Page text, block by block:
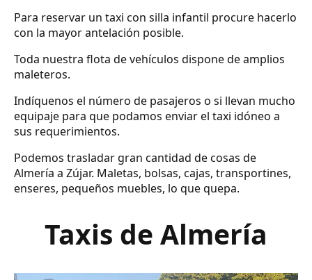
Para reservar un taxi con silla infantil procure hacerlo
con la mayor antelación posible.
Toda nuestra flota de vehículos dispone de amplios
maleteros.
Indíquenos el número de pasajeros o si llevan mucho
equipaje para que podamos enviar el taxi idóneo a
sus requerimientos.
Podemos trasladar gran cantidad de cosas de
Almería a Zújar. Maletas, bolsas, cajas, transportines,
enseres, pequeños muebles, lo que quepa.
Taxis de Almería